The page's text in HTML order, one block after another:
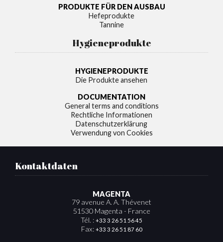
PRODUKTE FÜR DEN AUSBAU
Hefeprodukte
Tannine
Hygieneprodukte
HYGIENEPRODUKTE
Die Produkte ansehen
DOCUMENTATION
General terms and conditions
Rechtliche Informationen
Datenschutzerklärung
Verwendung von Cookies
Kontaktdaten
MAGENTA
79 avenue A. A. Thévenet
51530 Magenta - France
Tél. : +33 3 26 51 56 45
Fax: +33 3 26 51 87 60